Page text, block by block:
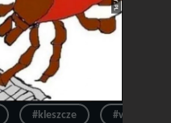
#kleszcze #wpis